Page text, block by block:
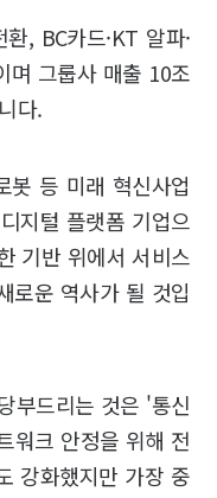
, BC카드·KT 알파·
며 그룹사 매출 10조
다.
봇 등 미래 혁신사업
지털 플랫폼 기업으
기반 위에서 서비스
로운 역사가 될 것입
부드리는 것은 '통신
워크 안정을 위해 전
강화했지만 가장 중